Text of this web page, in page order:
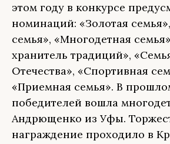
этом году в конкурсе
номинаций: «Золотая
семья», «Многодетная
хранитель традиций»,
Отечества», «Спортивная
«Приемная семья». В
победителей вошла
Андрющенко из Уфы.
награждение проходило в